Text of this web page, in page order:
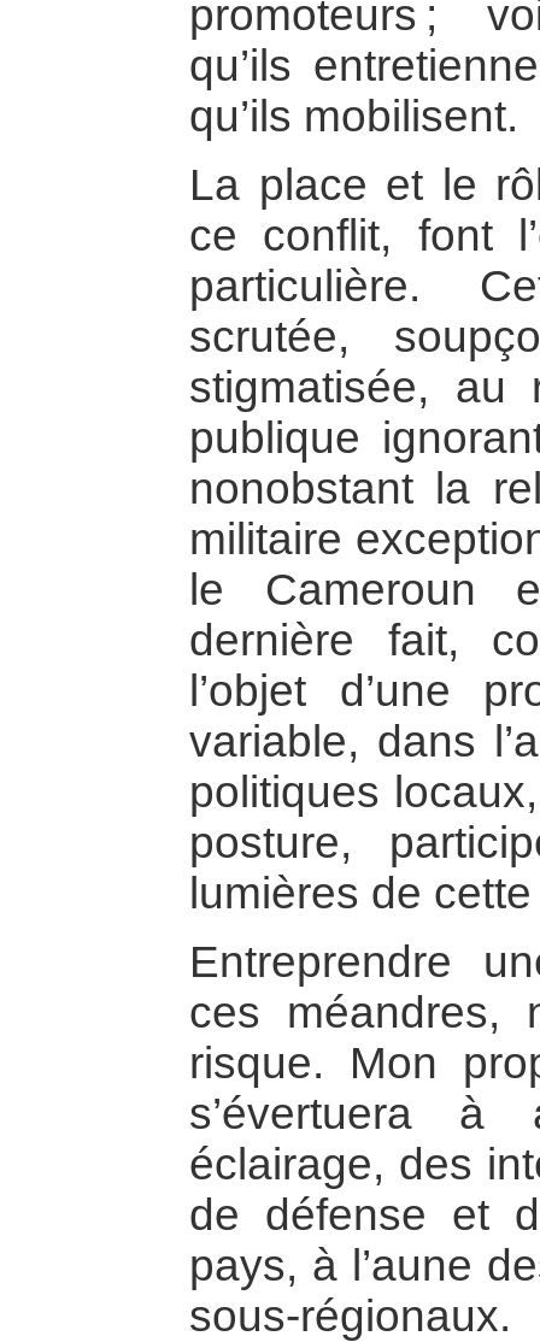
promoteurs ;
qu’ils
qu’ils mobilisent.
La place et le
ce conflit, font
particulière.
scrutée,
stigmatisée, au
publique
nonobstant la
militaire
le Cameroun
dernière fait,
l’objet d’une
variable, dans
politiques
posture,
lumières de
Entreprendre
ces méandres,
risque. Mon
s’évertuera à
éclairage, des
de défense et
pays, à l’aune
sous-régionaux.